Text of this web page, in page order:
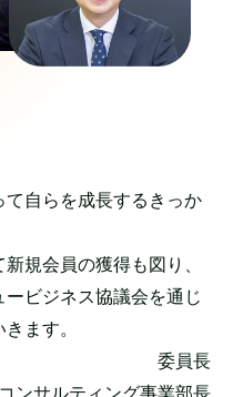
て自らを成長するきっか
規会員の獲得も図り、
ビジネス協議会を通じ
ます。
委員長